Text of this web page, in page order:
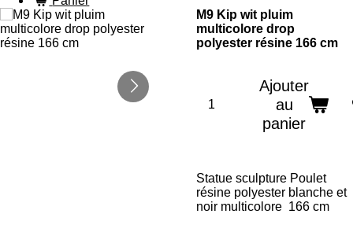
M9 Kip wit pluim
multicolore drop
polyester résine 166 cm
Ajouter
au
panier
Statue sculpture Poulet
résine polyester blanche et
noir multicolore 166 cm